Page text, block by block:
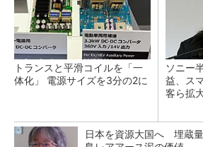
トランスと平滑コイルを「一
体化」 電源サイズを3分の2に
ソニー
益、ス
客ら拡
日本を資源大国へ 埋蔵